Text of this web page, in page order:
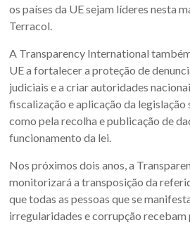
os países da UE sejam líderes nesta
Terracol.
A Transparency International
UE a fortalecer a proteção de
judiciais e a criar autoridades
fiscalização e aplicação da legislação
como pela recolha e publicação de
funcionamento da lei.
Nos próximos dois anos, a
monitorizará a transposição da
que todas as pessoas que se
irregularidades e corrupção